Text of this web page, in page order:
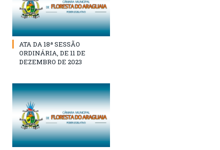
ATA DA 18ª SESSÃO
ORDINÁRIA, DE 11 DE
DEZEMBRO DE 2023